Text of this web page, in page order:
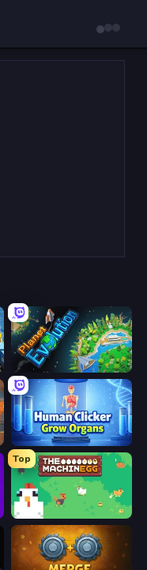
Planet Evolution: Idle Clicker
Human Clicker: Grow Organs
Top
The MachinEGG